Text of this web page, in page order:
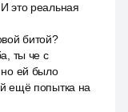
это реальная
битой?
ты че с
ей было
ещё попытка на